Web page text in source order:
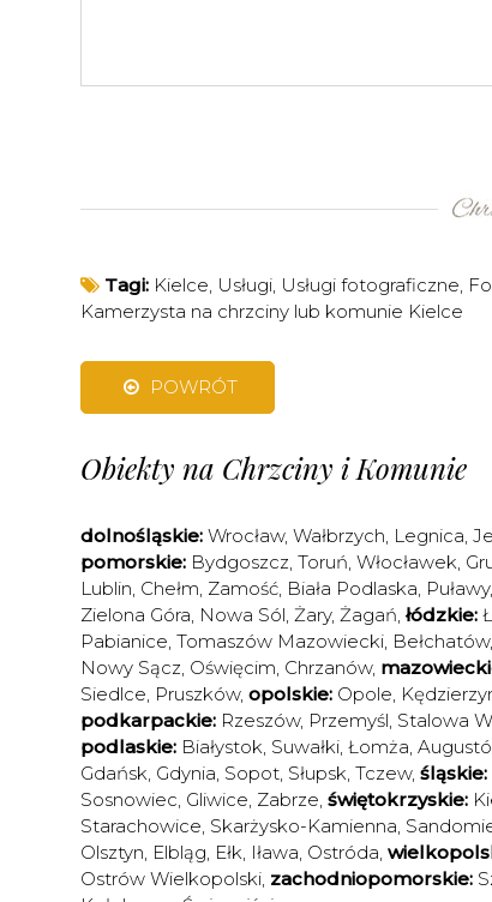
Tagi: Kielce, Usługi, Usługi fotograficzne,
Kamerzysta na chrzciny lub komunie Kielce
POWRÓT
Obiekty na Chrzciny i Komunie
dolnośląskie: Wrocław, Wałbrzych, Legnica,
pomorskie: Bydgoszcz, Toruń, Włocławek,
Lublin, Chełm, Zamość, Biała Podlaska, Puławy,
Zielona Góra, Nowa Sól, Żary, Żagań, łódzkie:
Pabianice, Tomaszów Mazowiecki, Bełchatów,
Nowy Sącz, Oświęcim, Chrzanów,
Siedlce, Pruszków, opolskie: Opole,
podkarpackie: Rzeszów, Przemyśl, Stalowa
podlaskie: Białystok, Suwałki, Łomża,
Gdańsk, Gdynia, Sopot, Słupsk, Tczew, śląskie:
Sosnowiec, Gliwice, Zabrze, świętokrzyskie:
Starachowice, Skarżysko-Kamienna,
Olsztyn, Elbląg, Ełk, Iława, Ostróda,
Ostrów Wielkopolski, zachodniopomorskie: